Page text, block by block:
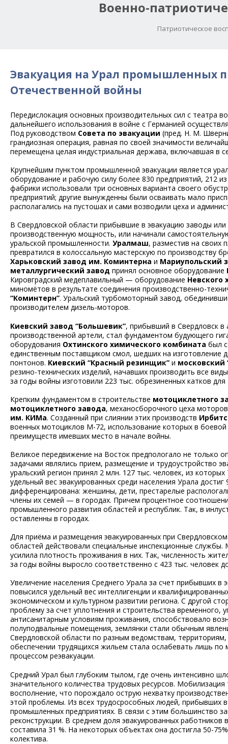
Военно-
Патриотическое
Эвакуация на Урал промышленных
Отечественной войны
Передислокация основных производительных сил с театра
дальнейшего использования в войне с Германией
Под руководством Совета по эвакуации (пред. Н. М.
грандиозная операция, равная по своей значимости
перемещена целая индустриальная держава, включавшая в
Крупнейшим пунктом промышленной эвакуации является
оборудование и рабочую силу более 830 предприятий, 212
фабрики использовали три основных варианта своего
предприятий; другие вынужденны были осваивать мало
располагались на пустошах и сами возводили цеха и
В Свердловской области прибывшие в эвакуацию заводы
производственную мощность, или начинали
уральской промышленности. Уралмаш, разместив на своих
превратился в колоссальную мастерскую по производству
Харьковский завод им. Коминтерна и Мариупольский
металлургический завод принял основное оборудование
Кировградский медеплавильный — оборудование Невского
миномётов в результате соединения производственно-
“Коминтерн”. Уральский турбомоторный завод,
производителем дизель-моторов.
Киевский завод “Большевик”, прибывший в Свердловск в
производственной артели, стал фундаментом будующего
оборудования Охтинского химического комбината был
единственным поставщиком смол, шедших на изготовление
понтонов. Киевский “Красный резинщик” и московский
резино-технических изделий, начавших производить все
за годы войны изготовили 223 тыс. обрезиненных катков для
Крепким фундаментом в строительстве мотоциклетного
мотоциклетного завода, механосборочного цеха
им. КИМа. Созданный при слиянии этих производств
военных мотоциклов М-72, использование которых в
преимуществ имевших место в начале войны.
Великое передвижение на Восток предпологало не
задачами являлись прием, размещение и трудоустройство
уральский регион принял 2 млн. 127 тыс. человек, из
удельный вес эвакуированных среди населения Урала
дифференцирована: женшины, дети, престарелые
члены их семей — в городах. Причем процентное
промышленного развития областей и республик. Так, в
оставленны в городах.
Для приёма и размещения эвакуированных при
областей действовали специальные инспекционные
усилила плотность проживания в них. Так, численность
за годы войны выросло соответственно с 423 тыс. человек
Увеличение населения Среднего Урала за счет прибывших
повысился удельный вес интеллигенции и
экономическом и культурном развитии региона. С другой
проблему за счет уплотнения и строительства
антисанитарным условиям проживания, способствовало
полуподвальные помещения, землянки стали обычным
Свердловской области по разным ведомствам,
обеспечении трудящихся жильем стала ослабевать лишь
процессом реэвакуации.
Средний Урал был глубоким тылом, где очень интенсивно
значительного количества трудовых ресурсов.
восполнение, что порождало острую нехватку
этой проблемы. Из всех трудосрособных людей, прибывших
промышленных предприятиях. В связи с этим большинство
реконструкции. В среднем доля эвакуированных
составила 31 %. На некоторых объектах она достигла 50-
колектива.